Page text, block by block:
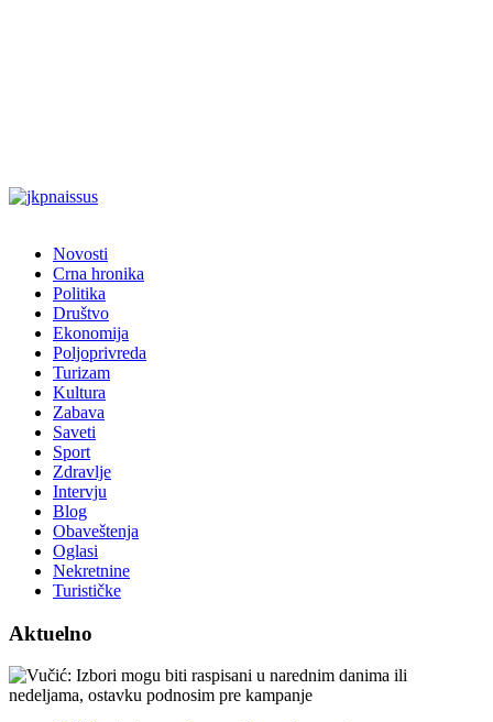
Novosti
Crna hronika
Politika
Društvo
Ekonomija
Poljoprivreda
Turizam
Kultura
Zabava
Saveti
Sport
Zdravlje
Intervju
Blog
Obaveštenja
Oglasi
Nekretnine
Turističke
Aktuelno